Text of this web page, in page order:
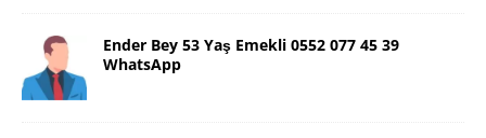
Ender Bey 53 Yaş Emekli 0552 077 45 39
WhatsApp